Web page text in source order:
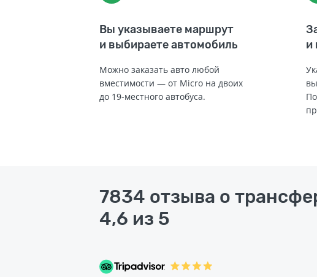
Вы указываете маршрут
и выбираете автомобиль
Можно заказать авто любой
вместимости — от Micro на двоих
до 19-местного автобуса.
и
7834 отзыва о
4,6 из 5